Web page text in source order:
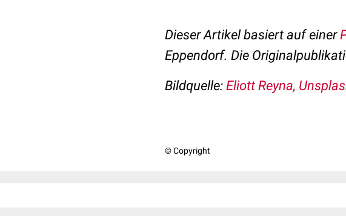
Dieser Artikel basiert auf einer
Eppendorf. Die
Bildquelle: Eliott Reyna,
© Copyright